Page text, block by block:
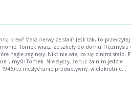
krew? Masz nerwy ze stali? Jeśli tak, to przeczytaj
Tomek wraca ze szkoły do domu. Rozmyśla
nagle zaginęły. Nikt nie wie, co się z nimi stało.
myśli Tomek. Nie słyszy, że tuż za nim jedzie